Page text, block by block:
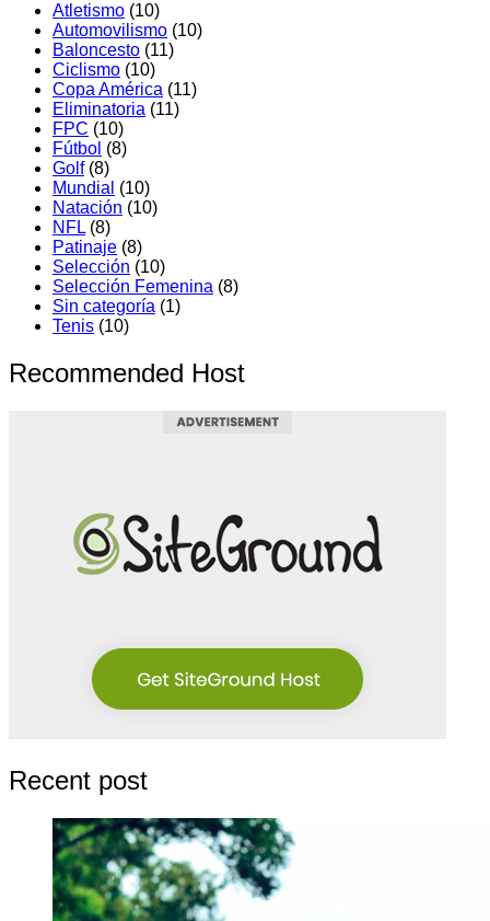
Atletismo (10)
Automovilismo (10)
Baloncesto (11)
Ciclismo (10)
Copa América (11)
Eliminatoria (11)
FPC (10)
Fútbol (8)
Golf(8)
Mundial (10)
Natación (10)
NFL (8)
Patinaje (8)
Selección (10)
Selección Femenina (8)
Sin categoría (1)
Tenis (10)
Recommended Host
Recent post